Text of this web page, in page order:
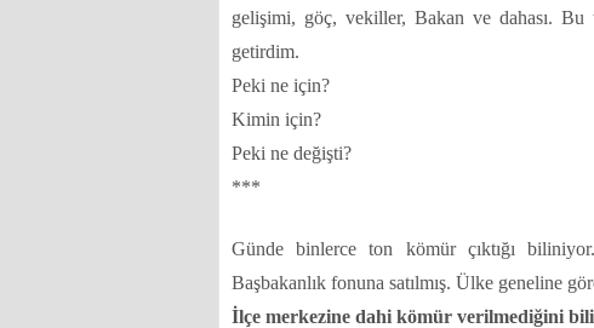
gelişimi, göç, vekiller, Bakan ve dahası. Bu
getirdim.
Peki ne için?
Kimin için?
Peki ne değişti?
***
Günde binlerce ton kömür çıktığı
Başbakanlık fonuna satılmış. Ülke geneline
İlçe merkezine dahi kömür verilmediğini